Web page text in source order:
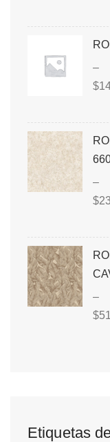
–
$
–
$
–
$
Etiquetas